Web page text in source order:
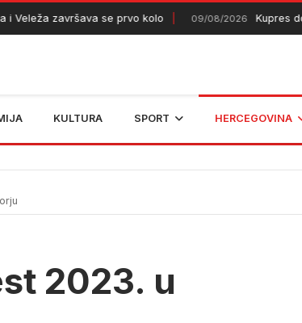
završava se prvo kolo 09/08/2026 Kupres
KULTURA SPORT HERCEGOVINA
2023. u